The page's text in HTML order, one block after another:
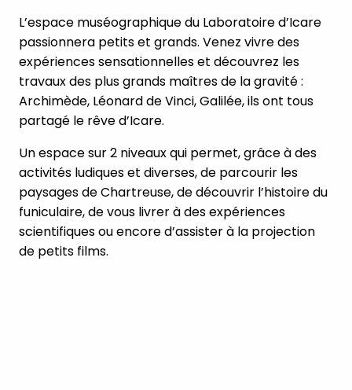
L’espace muséographique du Laboratoire d’Icare
passionnera petits et grands. Venez vivre des
expériences sensationnelles et découvrez les
travaux des plus grands maîtres de la gravité :
Archimède, Léonard de Vinci, Galilée, ils ont tous
partagé le rêve d’Icare.
Un espace sur 2 niveaux qui permet, grâce à des
activités ludiques et diverses, de parcourir les
paysages de Chartreuse, de découvrir l’histoire du
funiculaire, de vous livrer à des expériences
scientifiques ou encore d’assister à la projection
de petits films.